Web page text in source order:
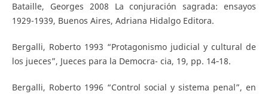
Bataille, Georges 2008 La conjuración sagrada: ensayos
1929-1939, Buenos Aires, Adriana Hidalgo Editora.
Bergalli, Roberto 1993 “Protagonismo judicial y cultural de
los jueces”, Jueces para la Democra- cia, 19, pp. 14‐18.
Bergalli, Roberto 1996 “Control social y sistema penal”, en